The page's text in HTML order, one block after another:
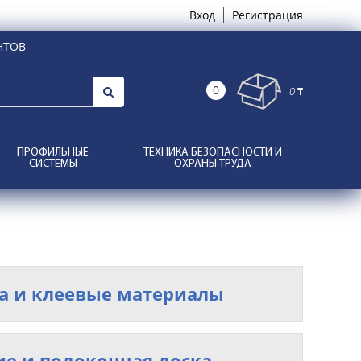
Вход Регистрация
0 0 ₸
ПРОФИЛЬНЫЕ
СИСТЕМЫ
ТЕХНИКА БЕЗОПАСНОСТИ И
ОХРАНЫ ТРУДА
и клеевые материалы